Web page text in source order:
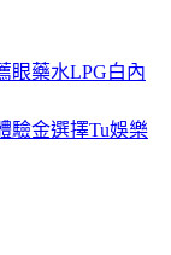
眼藥水LPG白內
驗金選擇Tu娛樂